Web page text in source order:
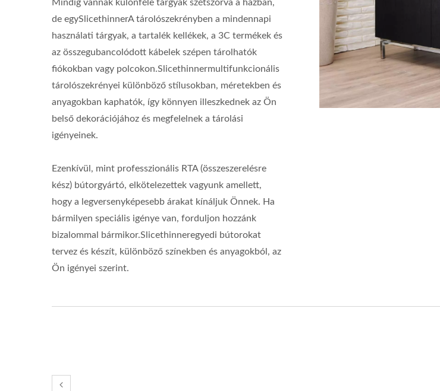
Mindig vannak különféle tárgyak szétszórva a házban,
de egySlicethinnerA tárolószekrényben a mindennapi
használati tárgyak, a tartalék kellékek, a 3C termékek és
az összegubancolódott kábelek szépen tárolhatók
fiókokban vagy polcokon.Slicethinnermultifunkcionális
tárolószekrényei különböző stílusokban, méretekben és
anyagokban kaphatók, így könnyen illeszkednek az Ön
belső dekorációjához és megfelelnek a tárolási
igényeinek.
Ezenkívül, mint professzionális RTA (összeszerelésre
kész) bútorgyártó, elkötelezettek vagyunk amellett,
hogy a legversenyképesebb árakat kínáljuk Önnek. Ha
bármilyen speciális igénye van, forduljon hozzánk
bizalommal bármikor.Slicethinneregyedi bútorokat
tervez és készít, különböző színekben és anyagokból, az
Ön igényei szerint.